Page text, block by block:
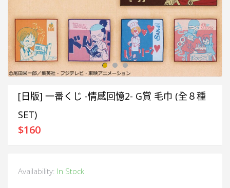
[日版] 一番くじ -情感回憶2- G賞 毛巾 (全８種
SET)
$160
Availability: In Stock